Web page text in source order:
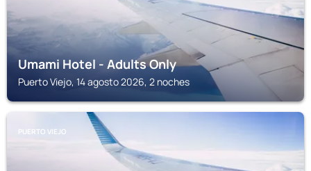
Umami Hotel - Adults Only
Puerto Viejo, 14 agosto 2026, 2 noches
PUERTO VIEJO